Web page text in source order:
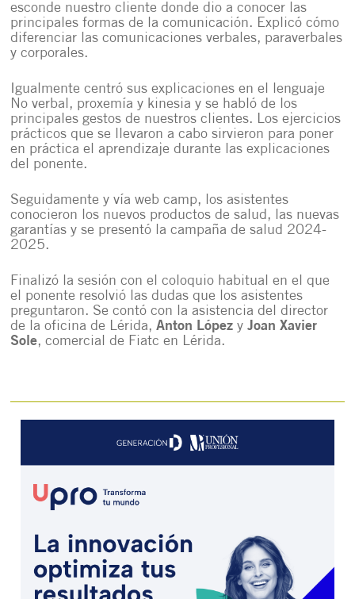
esconde nuestro cliente donde dio a conocer las
principales formas de la comunicación. Explicó cómo
diferenciar las comunicaciones verbales, paraverbales
y corporales.
Igualmente centró sus explicaciones en el lenguaje
No verbal, proxemía y kinesia y se habló de los
principales gestos de nuestros clientes. Los ejercicios
prácticos que se llevaron a cabo sirvieron para poner
en práctica el aprendizaje durante las explicaciones
del ponente.
Seguidamente y vía web camp, los asistentes
conocieron los nuevos productos de salud, las nuevas
garantías y se presentó la campaña de salud 2024-
2025.
Finalizó la sesión con el coloquio habitual en el que
el ponente resolvió las dudas que los asistentes
preguntaron. Se contó con la asistencia del director
de la oficina de Lérida,Anton López yJoan Xavier
Sole, comercial de Fiatc en Lérida.